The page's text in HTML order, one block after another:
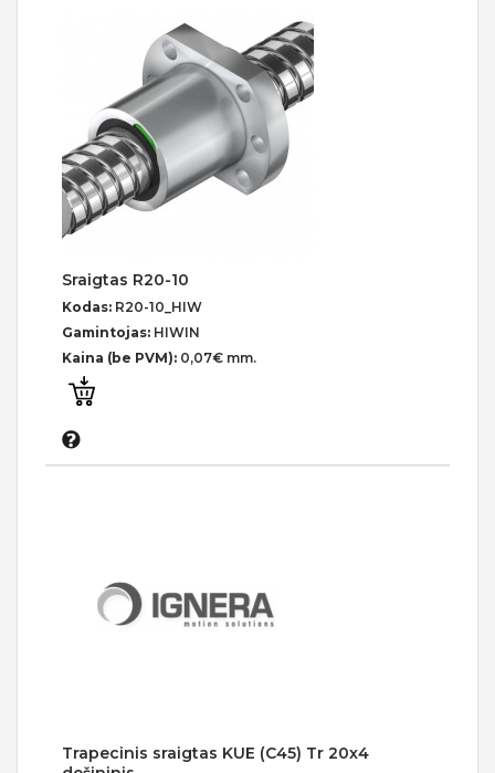
Sraigtas R20-10
Kodas: R20-10_HIW
Gamintojas: HIWIN
Kaina (be PVM): 0,07€ mm.
Trapecinis sraigtas KUE (C45) Tr 20x4